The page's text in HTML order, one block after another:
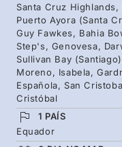
galápagos. Dos
das tartarugas
admire o
Galápagos.
Santa Cruz
Puerto Ayora (Santa
Guy Fawkes, Bahia
Step's, Genovesa,
Sullivan Bay
Moreno, Isabela,
Española, San
Cristóbal
1 PAÍS
Equador